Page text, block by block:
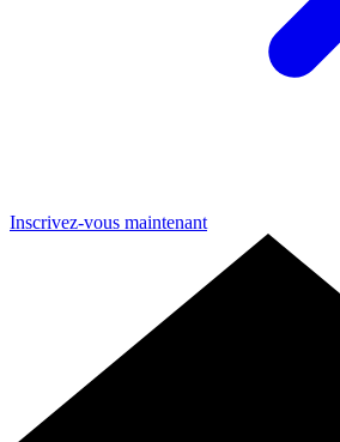
Inscrivez-vous maintenant